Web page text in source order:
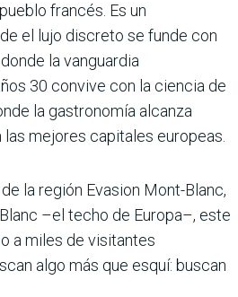
francés. Es un
el lujo discreto se funde con
la vanguardia
30 convive con la ciencia de
la gastronomía alcanza
mejores capitales europeas.
la región Evasion Mont-Blanc,
–el techo de Europa–, este
a miles de visitantes
algo más que esquí: buscan